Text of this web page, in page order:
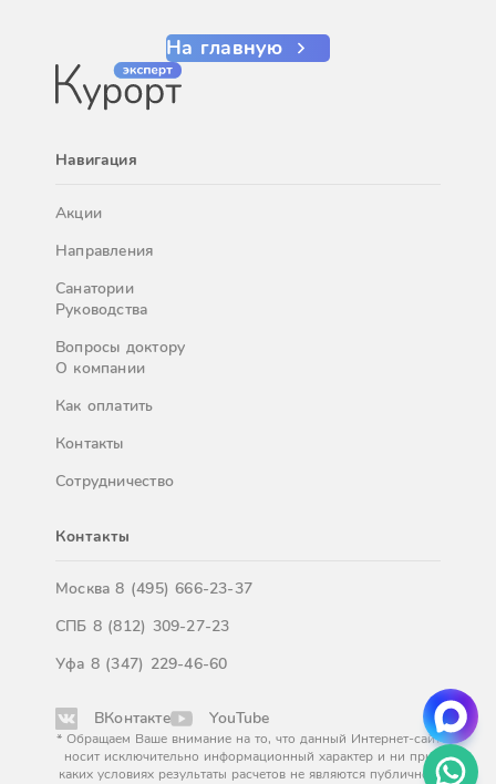
На главную
Навигация
Акции
Направления
Санатории
Руководства
Вопросы доктору
О компании
Как оплатить
Контакты
Сотрудничество
Контакты
Москва8 (495) 666-23-37
СПБ 8 (812) 309-27-23
Уфа 8 (347) 229-46-60
ВКонтакте YouTube
* Обращаем Ваше внимание на то, что данный Интернет-сайт
носит исключительно информационный характер и ни при
каких условиях результаты расчетов не являются публичной